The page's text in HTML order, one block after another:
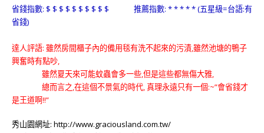
省錢指數: $ $ $ $ $ $ $ $ $ $ 推薦指數: * * * * * (五星級=台語:有
省錢)
達人評語: 雖然房間櫃子內的備用毯有洗不起來的污漬,雖然池塘的鴨子
興奮時有點吵,
雖然夏天來可能蚊蟲會多一些,但是這些都無傷大雅,
總而言之,在這個不景氣的時代,真理永遠只有一個:~”會省錢才
是王道啊!!”
秀山園網址: http://www.graciousland.com.tw/